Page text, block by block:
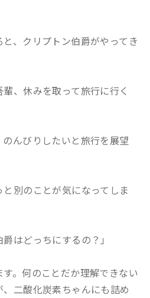
、クリプトン伯爵がやってき
輩、休みを取って旅行に行く
んびりしたいと旅行を展望
別のことが気になってしま
はどっちにするの？」
。何のことだか理解できない
二酸化炭素ちゃんにも詰め